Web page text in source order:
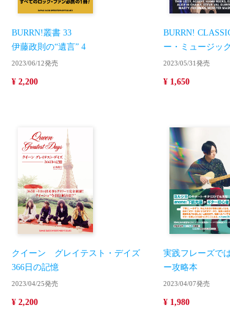
BURRN!叢書 33
伊藤政則の“遺言” 4
2023/06/12発売
¥ 2,200
BURRN!
ー・ミュージッ
2023/05/31発売
¥ 1,650
クイーン グレイテスト・デイズ
366日の記憶
2023/04/25発売
¥ 2,200
実践フレーズで
ー攻略本
2023/04/07発売
¥ 1,980